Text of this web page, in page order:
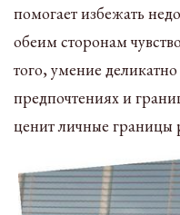
помогает избежать
обеим сторонам
того, умение
предпочтениях и
ценит личные границы